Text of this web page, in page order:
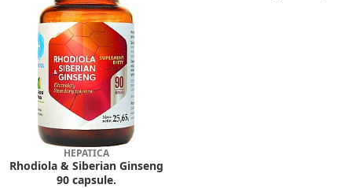
HEPATICA
Rhodiola & Siberian Ginseng
90 capsule.